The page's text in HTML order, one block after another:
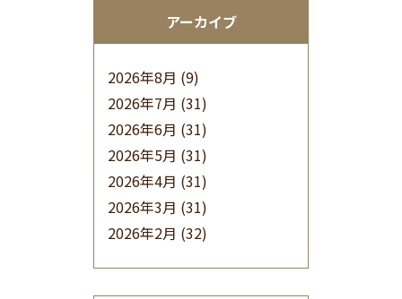
アーカイブ
2026年8月 (9)
2026年7月 (31)
2026年6月 (31)
2026年5月 (31)
2026年4月 (31)
2026年3月 (31)
2026年2月 (32)